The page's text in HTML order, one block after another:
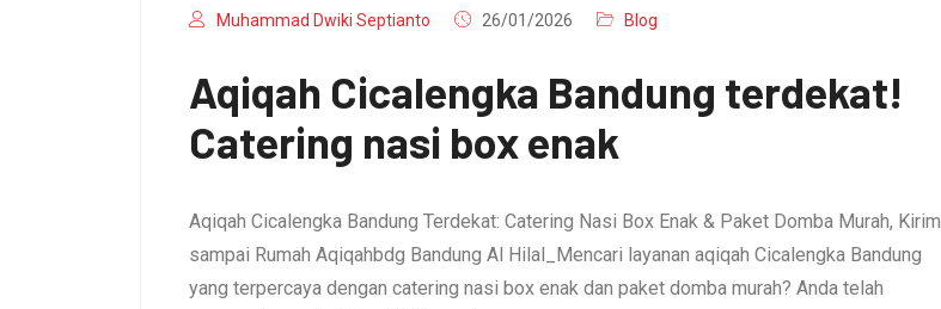
Muhammad Dwiki Septianto 26/01/2026 Blog
Aqiqah Cicalengka Bandung terdekat!
Catering nasi box enak
Aqiqah Cicalengka Bandung Terdekat: Catering Nasi Box Enak & Paket Domba Murah, Kirim
sampai Rumah Aqiqahbdg Bandung Al Hilal_Mencari layanan aqiqah Cicalengka Bandung
yang terpercaya dengan catering nasi box enak dan paket domba murah? Anda telah